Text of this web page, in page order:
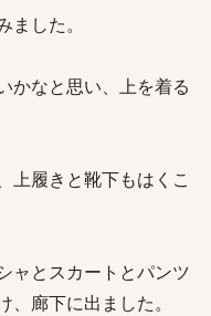
した。
かなと思い、上を着る
上履きと靴下もはくこ
ャとスカートとパンツ
廊下に出ました。